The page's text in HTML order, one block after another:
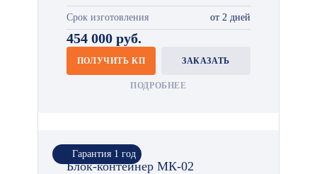
Срок изготовления от 2 дней
454 000 руб.
ПОЛУЧИТЬ КП ЗАКАЗАТЬ
ПОДРОБНЕЕ
Гарантия 1 год
Блок-контейнер МК-02